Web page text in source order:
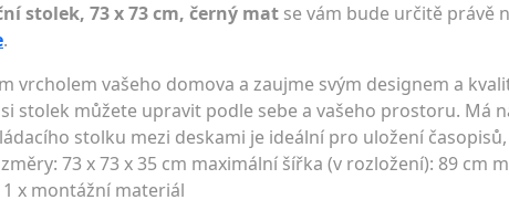
stolek, 73 x 73 cm, černý mat se vám bude určitě právě
.
vrcholem vašeho domova a zaujme svým designem a
stolek můžete upravit podle sebe a vašeho prostoru. Má
stolku mezi deskami je ideální pro uložení
73 x 73 x 35 cm maximální šířka (v rozložení): 89 cm
x montážní materiál